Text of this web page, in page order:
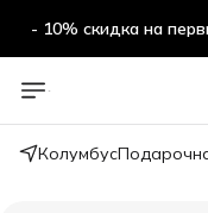
- 10% скидка на
Колумбус